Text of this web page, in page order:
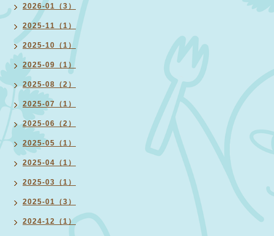
2026-01（3）
2025-11（1）
2025-10（1）
2025-09（1）
2025-08（2）
2025-07（1）
2025-06（2）
2025-05（1）
2025-04（1）
2025-03（1）
2025-01（3）
2024-12（1）